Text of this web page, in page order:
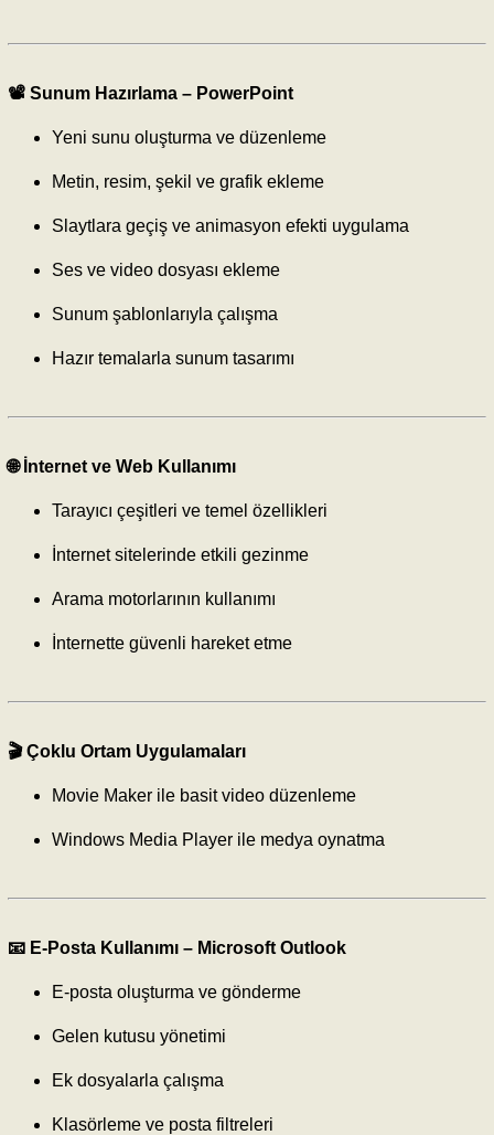
📽️ Sunum Hazırlama – PowerPoint
Yeni sunu oluşturma ve düzenleme
Metin, resim, şekil ve grafik ekleme
Slaytlara geçiş ve animasyon efekti uygulama
Ses ve video dosyası ekleme
Sunum şablonlarıyla çalışma
Hazır temalarla sunum tasarımı
🌐 İnternet ve Web Kullanımı
Tarayıcı çeşitleri ve temel özellikleri
İnternet sitelerinde etkili gezinme
Arama motorlarının kullanımı
İnternette güvenli hareket etme
🎬 Çoklu Ortam Uygulamaları
Movie Maker ile basit video düzenleme
Windows Media Player ile medya oynatma
📧 E-Posta Kullanımı – Microsoft Outlook
E-posta oluşturma ve gönderme
Gelen kutusu yönetimi
Ek dosyalarla çalışma
Klasörleme ve posta filtreleri